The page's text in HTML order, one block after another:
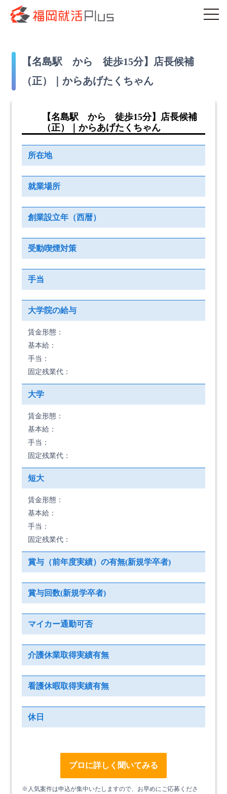
【名島駅 から 徒歩15分】店長候補
（正）｜からあげたくちゃん
【名島駅 から 徒歩15分】店長候補
（正）｜からあげたくちゃん
所在地
就業場所
創業設立年（西暦）
受動喫煙対策
手当
大学院の給与
賃金形態：
基本給：
手当：
固定残業代：
大学
賃金形態：
基本給：
手当：
固定残業代：
短大
賃金形態：
基本給：
手当：
固定残業代：
賞与（前年度実績）の有無(新規学卒者)
賞与回数(新規学卒者)
マイカー通勤可否
介護休業取得実績有無
看護休暇取得実績有無
休日
プロに詳しく聞いてみる
※人気案件は申込が集中いたしますので、お早めにご応募くださ